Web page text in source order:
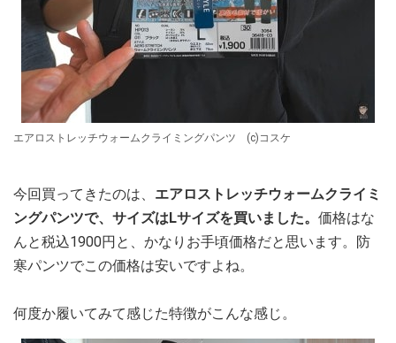
エアロストレッチウォームクライミングパンツ (c)コスケ
今回買ってきたのは、 エアロストレッチウォームクライミ
ングパンツで、サイズはLサイズを買いました。 価格はな
んと税込1900円と、かなりお手頃価格だと思います。防
寒パンツでこの価格は安いですよね。
何度か履いてみて感じた特徴がこんな感じ。